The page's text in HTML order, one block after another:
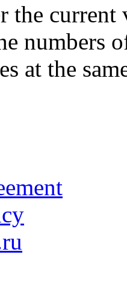
the
numbers
at the